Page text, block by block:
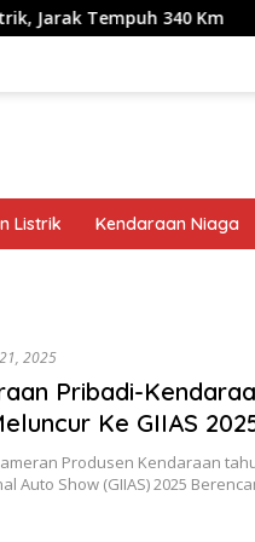
340 Km Truk
Listrik Kendaraan Niaga
2025
Pribadi-
Ke GIIAS
Produsen Kendaraan
Auto Show (GIIAS) 2025